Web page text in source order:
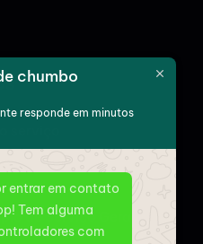
de Serviço Geral
chumbo
responde em minutos
entrar em contato
Tem alguma
com